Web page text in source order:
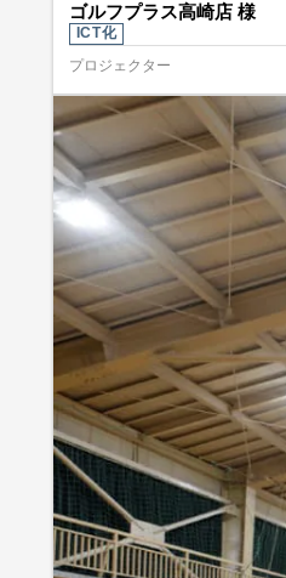
ゴルフプラス高崎店 様
ICT化
プロジェクター